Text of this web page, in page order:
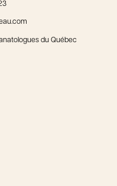
du Québec